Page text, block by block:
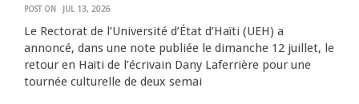
POST ON JUL 13, 2026
Le Rectorat de l’Université d’État d’Haïti (UEH) a
annoncé, dans une note publiée le dimanche 12 juillet, le
retour en Haïti de l’écrivain Dany Laferrière pour une
tournée culturelle de deux semai